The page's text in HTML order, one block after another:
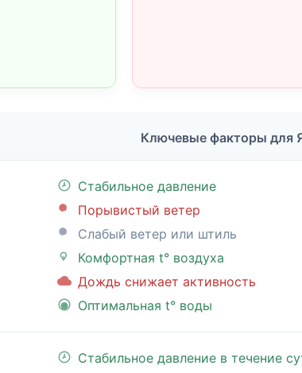
Ключевые факторы для
Стабильное давление
Порывистый ветер
Слабый ветер или штиль
Комфортная t° воздуха
Дождь снижает активность
Оптимальная t° воды
Стабильное давление в течение